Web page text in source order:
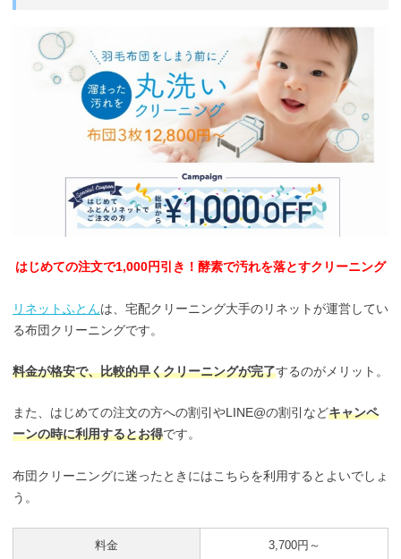
はじめての注文で1,000円引き！酵素で汚れを落とすクリーニング
リネットふとんは、宅配クリーニング大手のリネットが運営してい
る布団クリーニングです。
料金が格安で、比較的早くクリーニングが完了するのがメリット。
また、はじめての注文の方への割引やLINE@の割引などキャンペ
ーンの時に利用するとお得です。
布団クリーニングに迷ったときにはこちらを利用するとよいでしょ
う。
料金 3,700円～